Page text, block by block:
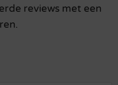
reviews met een